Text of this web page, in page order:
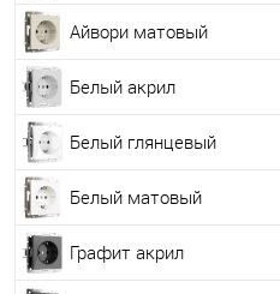
Айвори матовый
Белый акрил
Белый глянцевый
Белый матовый
Графит акрил